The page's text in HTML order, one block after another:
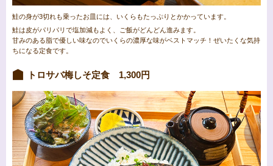
鮭の身が3切れも乗ったお皿には、いくらもたっぷりとかかっています。
鮭は皮がパリパリで塩加減もよく、ご飯がどんどん進みます。
甘みのある脂で優しい味なのでいくらの濃厚な味がベストマッチ！ぜいたくな気持
ちになる定食です。
トロサバ梅しそ定食 1,300円